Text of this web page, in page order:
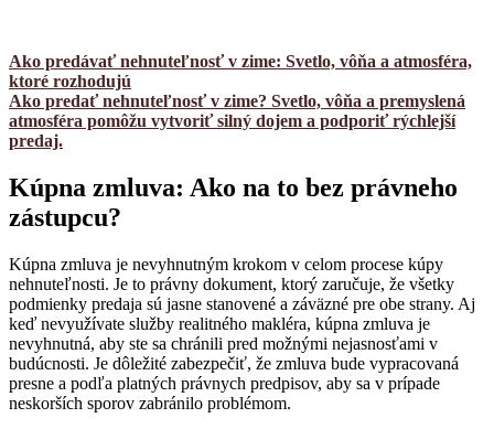
Ako predávať nehnuteľnosť v zime: Svetlo, vôňa a atmosféra,
ktoré rozhodujú
Ako predať nehnuteľnosť v zime? Svetlo, vôňa a premyslená
atmosféra pomôžu vytvoriť silný dojem a podporiť rýchlejší
predaj.
Kúpna zmluva: Ako na to bez právneho
zástupcu?
Kúpna zmluva je nevyhnutným krokom v celom procese kúpy
nehnuteľnosti. Je to právny dokument, ktorý zaručuje, že všetky
podmienky predaja sú jasne stanovené a záväzné pre obe strany. Aj
keď nevyužívate služby realitného makléra, kúpna zmluva je
nevyhnutná, aby ste sa chránili pred možnými nejasnosťami v
budúcnosti. Je dôležité zabezpečiť, že zmluva bude vypracovaná
presne a podľa platných právnych predpisov, aby sa v prípade
neskorších sporov zabránilo problémom.